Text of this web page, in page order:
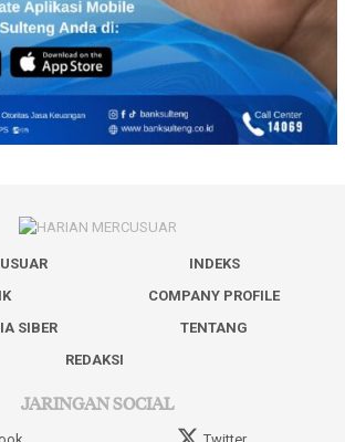
INDEKS
COMPANY PROFILE
SIBER
TENTANG
REDAKSI
JARINGAN SOCIAL